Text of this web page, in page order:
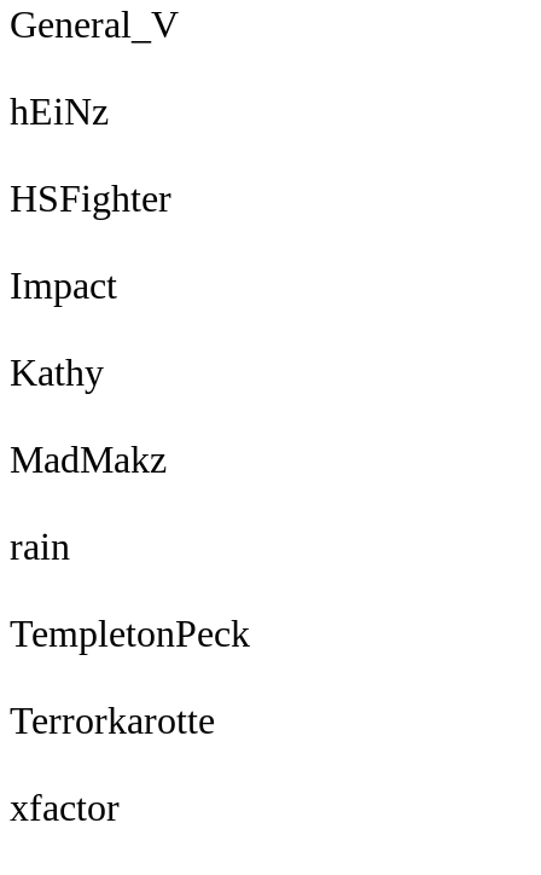
General_V
hEiNz
HSFighter
Impact
Kathy
MadMakz
rain
TempletonPeck
Terrorkarotte
xfactor